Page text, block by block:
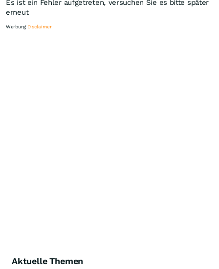
Es ist ein Fehler aufgetreten, versuchen Sie es bitte später
erneut
Werbung Disclaimer
Aktuelle Themen